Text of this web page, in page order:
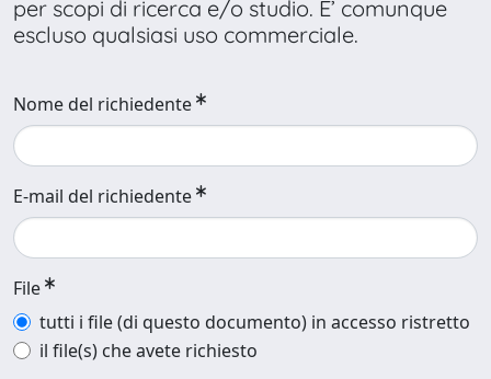
per scopi di ricerca e/o studio. E’ comunque
escluso qualsiasi uso commerciale.
Nome del richiedente
E-mail del richiedente
File
tutti i file (di questo documento) in accesso ristretto
il file(s) che avete richiesto